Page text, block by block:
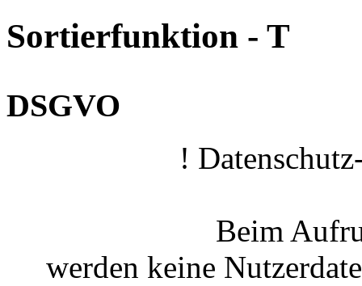
Sortierfunktion - T
DSGVO
!
Beim
werden keine